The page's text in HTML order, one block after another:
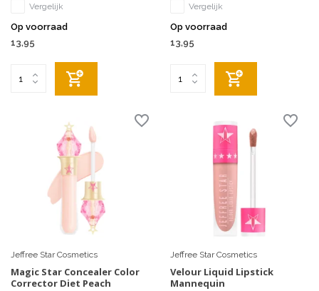
Vergelijk
Op voorraad
13,95
Vergelijk
Op voorraad
13,95
Jeffree Star Cosmetics
Magic Star Concealer Color
Corrector Diet Peach
Jeffree Star Cosmetics
Velour Liquid Lipstick
Mannequin